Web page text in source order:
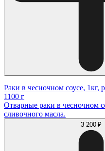
Раки в чесночном соусе, 1кг,
1100 г
Отварные раки в чесночном
сливочного масла.
3 200 ₽